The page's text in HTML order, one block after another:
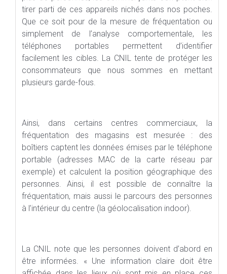
tirer parti de ces appareils nichés dans nos poches.
Que ce soit pour de la mesure de fréquentation ou
simplement de l’analyse comportementale, les
téléphones portables permettent d’identifier
facilement les cibles. La CNIL tente de protéger les
consommateurs que nous sommes en mettant
plusieurs garde-fous.
Ainsi, dans certains centres commerciaux, la
fréquentation des magasins est mesurée : des
boîtiers captent les données émises par le téléphone
portable (adresses MAC de la carte réseau par
exemple) et calculent la position géographique des
personnes. Ainsi, il est possible de connaître la
fréquentation, mais aussi le parcours des personnes
à l’intérieur du centre (la géolocalisation indoor).
La CNIL note que les personnes doivent d’abord en
être informées. « Une information claire doit être